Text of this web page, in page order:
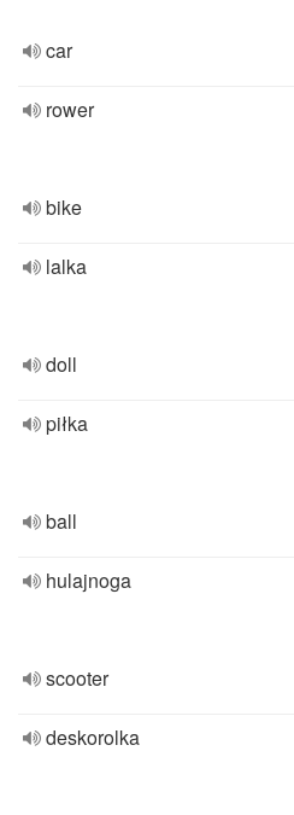
car
rower
bike
lalka
doll
piłka
ball
hulajnoga
scooter
deskorolka